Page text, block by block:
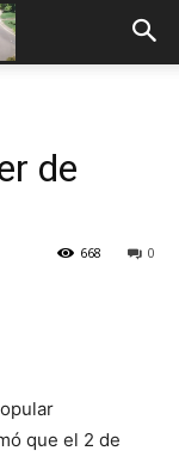
de
0
668
que el 2 de